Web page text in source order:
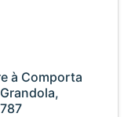
à Comporta